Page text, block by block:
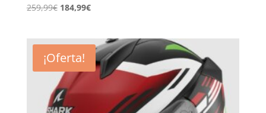
259,99€ El
era:
259,99€.
184,99€El
es:
184,99€.
¡Oferta!